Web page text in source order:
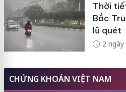
Thời
Bắc
lũ quét
2
CHỨNG KHOÁN VIỆT NAM